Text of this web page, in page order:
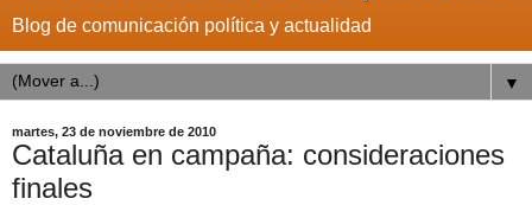
Blog de comunicación política y actualidad
▼
martes, 23 de noviembre de 2010
Cataluña en campaña: consideraciones
finales